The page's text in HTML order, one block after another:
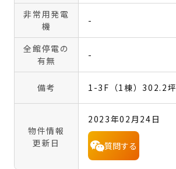
非常用発電
機
-
全館停電の
有無
-
備考 1-3F（1棟）302.2坪
物件情報
更新日
2023年02月24日
質問する